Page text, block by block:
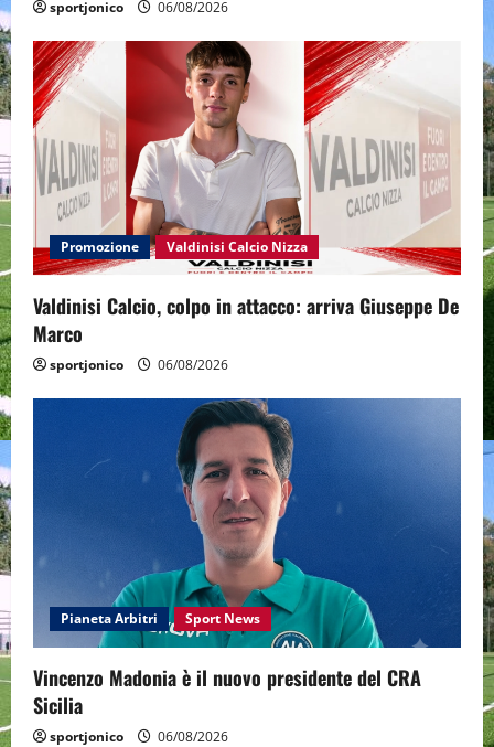
sportjonico 06/08/2026
Promozione Valdinisi Calcio Nizza
Valdinisi Calcio, colpo in attacco: arriva Giuseppe De
Marco
sportjonico 06/08/2026
Pianeta Arbitri Sport News
Vincenzo Madonia è il nuovo presidente del CRA
Sicilia
sportjonico 06/08/2026